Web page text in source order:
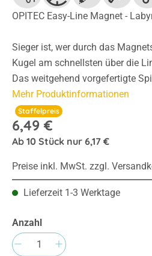
OPITEC Easy-Line Magnet -
Sieger ist, wer durch das
Kugel am schnellsten über die
Das weitgehend vorgefertigte
Mehr Produktinformationen
Staffelpreis
6,49 €
Ab 10 Stück nur 6,17 €
Preise inkl. MwSt. zzgl.
Lieferzeit 1-3 Werktage
Anzahl
Produkt Anzahl: Gib